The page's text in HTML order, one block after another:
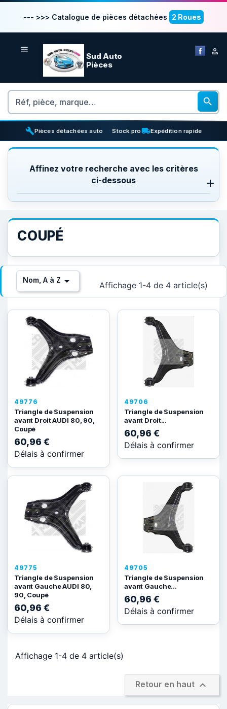
--- >>> Catalogue de pièces détachées 2 Roues
 
Sud Auto
Pièces
Rechercher

buildPièces détachées auto inventory_2
Stock prolocal_shippingExpédition rapide
Affinez votre recherche avec les critères
ci-dessous
COUPÉ
Nom, A à Z  Affichage 1-4 de 4 article(s)
49776
Triangle de Suspension
avant Droit AUDI 80, 90,
Coupé
60,96 €
Délais à confirmer
49706
Triangle de Suspension
avant Droit...
60,96 €
Délais à confirmer
49775
Triangle de Suspension
avant Gauche AUDI 80,
90, Coupé
60,96 €
Délais à confirmer
49705
Triangle de Suspension
avant Gauche...
60,96 €
Délais à confirmer
Affichage 1-4 de 4 article(s)
Retour en haut 